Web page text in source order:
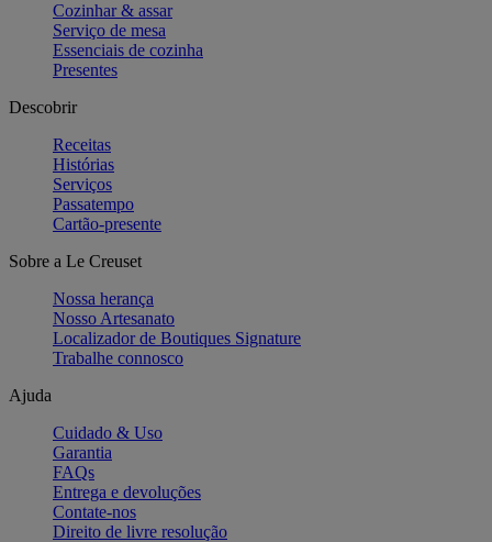
Cozinhar & assar
Serviço de mesa
Essenciais de cozinha
Presentes
Descobrir
Receitas
Histórias
Serviços
Passatempo
Cartão-presente
Sobre a Le Creuset
Nossa herança
Nosso Artesanato
Localizador de Boutiques Signature
Trabalhe connosco
Ajuda
Cuidado & Uso
Garantia
FAQs
Entrega e devoluções
Contate-nos
Direito de livre resolução